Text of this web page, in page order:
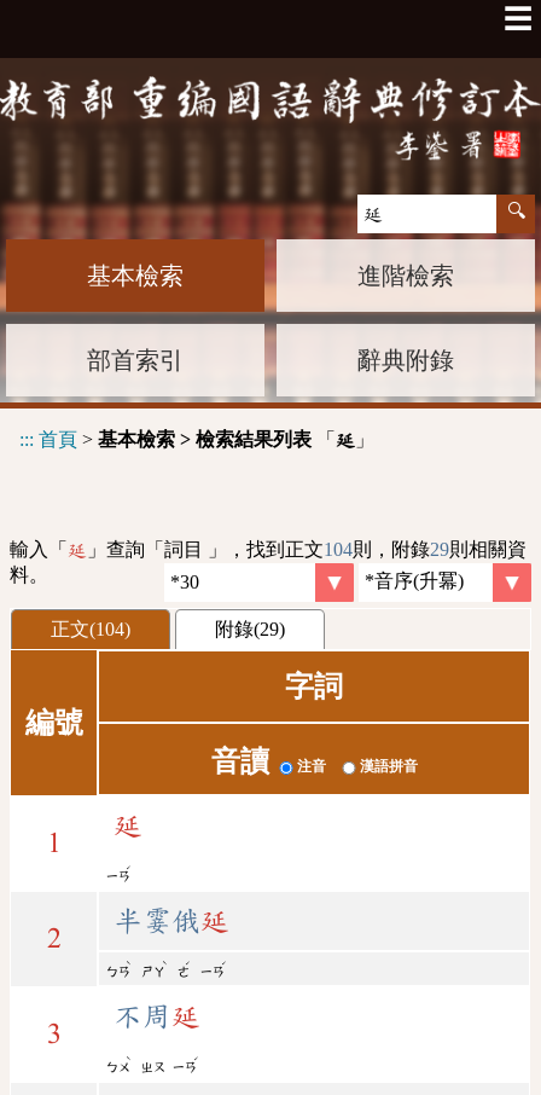
☰
基本檢索 進階檢索
部首索引 辭典附錄
::: 首頁 > 基本檢索 > 檢索結果列表 「 延 」
輸入「 延 」查詢「詞目 」，找到正文104則，附錄29則相關資
料。
正文(104) 附錄(29)
編號
字詞
音讀 注音 漢語拼音
1
延
ㄧㄢ
ˊ
2
半霎俄延
ㄅㄢ
ˋ
ㄕㄚ
ˋ
ㄜ
ˊ
ㄧㄢ
ˊ
3
不周 延
ㄅㄨ
ˋ
ㄓㄡ ㄧㄢ
ˊ